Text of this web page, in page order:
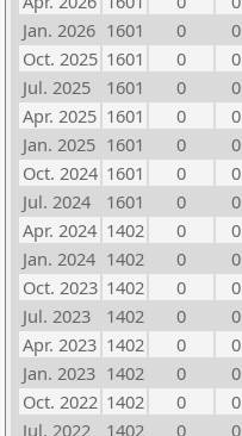
Jan. 2026 1601 0
0
Oct. 2025 1601 0
0
Jul. 2025
1601 0
0
Apr. 2025 1601 0
0
Jan. 2025 1601 0
0
Oct. 2024 1601 0
0
Jul. 2024
1601 0
0
Apr. 2024 1402 0
0
Jan. 2024 1402 0
0
Oct. 2023 1402 0
0
Jul. 2023
1402 0
0
Apr. 2023 1402 0
0
Jan. 2023 1402 0
0
Oct. 2022 1402 0
0
Jul. 2022
1402 0
0